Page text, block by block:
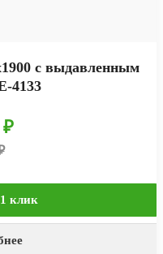
с выдавленным
4133
₽
клик